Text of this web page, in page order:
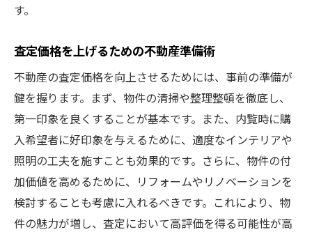
す。
査定価格を上げるための不動産準備術
不動産の査定価格を向上させるためには、事前の準備が
鍵を握ります。まず、物件の清掃や整理整頓を徹底し、
第一印象を良くすることが基本です。また、内覧時に購
入希望者に好印象を与えるために、適度なインテリアや
照明の工夫を施すことも効果的です。さらに、物件の付
加価値を高めるために、リフォームやリノベーションを
検討することも考慮に入れるべきです。これにより、物
件の魅力が増し、査定において高評価を得る可能性が高